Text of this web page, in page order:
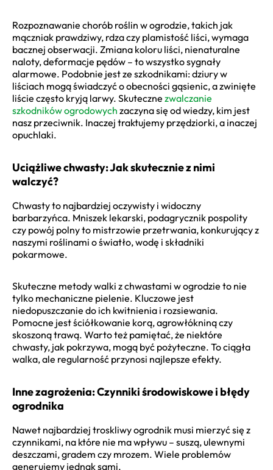
Rozpoznawanie chorób roślin w ogrodzie, takich jak
mączniak prawdziwy, rdza czy plamistość liści, wymaga
bacznej obserwacji. Zmiana koloru liści, nienaturalne
naloty, deformacje pędów – to wszystko sygnały
alarmowe. Podobnie jest ze szkodnikami: dziury w
liściach mogą świadczyć o obecności gąsienic, a zwinięte
liście często kryją larwy. Skuteczne zwalczanie
szkodników ogrodowych zaczyna się od wiedzy, kim jest
nasz przeciwnik. Inaczej traktujemy przędziorki, a inaczej
opuchlaki.
Uciążliwe chwasty: Jak skutecznie z nimi
walczyć?
Chwasty to najbardziej oczywisty i widoczny
barbarzyńca. Mniszek lekarski, podagrycznik pospolity
czy powój polny to mistrzowie przetrwania, konkurujący z
naszymi roślinami o światło, wodę i składniki
pokarmowe.
Skuteczne metody walki z chwastami w ogrodzie to nie
tylko mechaniczne pielenie. Kluczowe jest
niedopuszczanie do ich kwitnienia i rozsiewania.
Pomocne jest ściółkowanie korą, agrowłókniną czy
skoszoną trawą. Warto też pamiętać, że niektóre
chwasty, jak pokrzywa, mogą być pożyteczne. To ciągła
walka, ale regularność przynosi najlepsze efekty.
Inne zagrożenia: Czynniki środowiskowe i błędy
ogrodnika
Nawet najbardziej troskliwy ogrodnik musi mierzyć się z
czynnikami, na które nie ma wpływu – suszą, ulewnymi
deszczami, gradem czy mrozem. Wiele problemów
generujemy jednak sami.